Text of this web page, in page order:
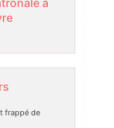
à
frappé de